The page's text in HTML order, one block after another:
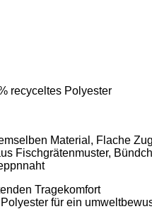
recyceltes Polyester
Material, Flache
Fischgrätenmuster,
Tragekomfort
für ein